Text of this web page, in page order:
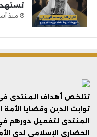
منذ
تتلخص أهداف المنتدى
ثوابت الدين وقضايا الأمة
المنتدى لتفعيل دورهم
الحضاري الإسلامي لدى